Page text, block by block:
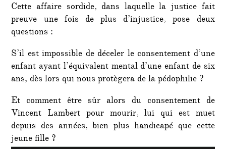
Cette affaire sordide, dans laquelle la justice fait
preuve une fois de plus d’injustice, pose deux
questions :
S’il est impossible de déceler le consentement d’une
enfant ayant l’équivalent mental d’une enfant de six
ans, dès lors qui nous protègera de la pédophilie ?
Et comment être sûr alors du consentement de
Vincent Lambert pour mourir, lui qui est muet
depuis des années, bien plus handicapé que cette
jeune fille ?